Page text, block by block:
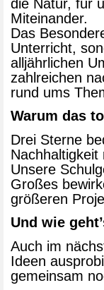
die Natur, für
Miteinander.
Das
Unterricht,
alljährlichen
zahlreichen
rund ums
Warum das
Drei Sterne
Nachhaltigkeit
Unsere
Großes
größeren
Und wie
Auch im
Ideen
gemeinsam